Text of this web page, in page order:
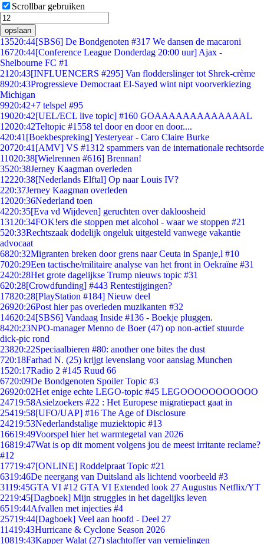
Scrollbar gebruiken
opslaan
13520:44[SBS6] De Bondgenoten #317 We dansen de macaroni
16720:44[Conference League Donderdag 20:00 uur] Ajax -
Shelbourne FC #1
21 20:43[INFLUENCERS #295] Van flodderslinger tot Shrek-crème
8920:43Progressieve Democraat El-Sayed wint nipt voorverkiezing
Michigan
9920:42+7 telspel #95
19020:42[UEL/ECL live topic] #160 GOAAAAAAAAAAAAAL
12020:42Teltopic #1558 tel door en door en door....
420:41 [Boekbespreking] Yesteryear - Caro Claire Burke
20720:41 [AMV] VS #1312 spammers van de internationale rechtsorde
11020:38[Wielrennen #616] Brennan!
3520:38Jerney Kaagman overleden
12220:38[Nederlands Elftal] Op naar Louis IV?
220:37Jerney Kaagman overleden
12020:36Nederland toen
4220:35[Eva vd Wijdeven] geruchten over dakloosheid
131 20:34FOK!ers die stoppen met alcohol - waar we stoppen #21
520:33Rechtszaak dodelijk ongeluk uitgesteld vanwege vakantie
advocaat
6820:32Migranten breken door grens naar Ceuta in Spanje,l #10
7020:29Een tactische/militaire analyse van het front in Oekraïne #31
2420:28Het grote dagelijkse Trump nieuws topic #31
620:28[Crowdfunding] #443 Rentestijgingen?
17820:28[PlayStation #184] Nieuw deel
26920:26Post hier pas overleden muzikanten #32
14620:24[SBS6] Vandaag Inside #136 - Boekje pluggen.
8420:23NPO-manager Menno de Boer (47) op non-actief stuurde
dick-pic rond
23820:22Speciaalbieren #80: another one bites the dust
720:18Farhad N. (25) krijgt levenslang voor aanslag Munchen
1520:17Radio 2 #145 Ruud 66
6720:09De Bondgenoten Spoiler Topic #3
26920:02Het enige echte LEGO-topic #45 LEGOOOOOOOOOOO
24719:58Asielzoekers #22 : Het Europese migratiepact gaat in
25419:58[UFO/UAP] #16 The Age of Disclosure
24219:53Nederlandstalige muziektopic #13
16619:49Voorspel hier het warmtegetal van 2026
16819:47Wat is op dit moment volgens jou de meest irritante reclame?
#12
17719:47[ONLINE] Roddelpraat Topic #21
6319:46De neergang van Duitsland als lichtend voorbeeld #3
3119:45GTA VI #12 GTA VI Extended look 27 Augustus Netflix/YT
2219:45[Dagboek] Mijn struggles in het dagelijks leven
6519:44Afvallen met injecties #4
25719:44[Dagboek] Veel aan hoofd - Deel 27
11419:43Hurricane & Cyclone Season 2026
10819:43Kapper Walat (27) slachtoffer van vernielingen